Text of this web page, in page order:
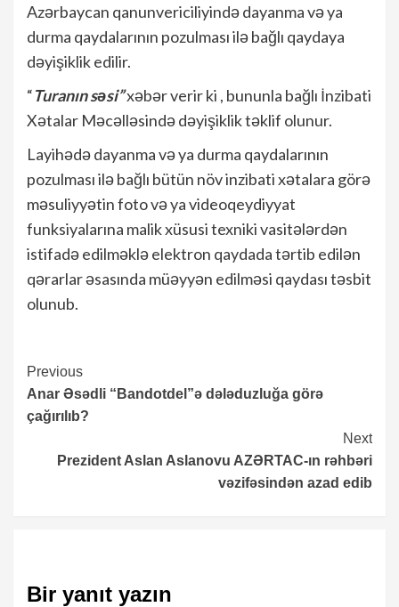
Azərbaycan qanunvericiliyində dayanma və ya
durma qaydalarının pozulması ilə bağlı qaydaya
dəyişiklik edilir.
“Turanın səsi”xəbər verir ki , bununla bağlı İnzibati
Xətalar Məcəlləsində dəyişiklik təklif olunur.
Layihədə dayanma və ya durma qaydalarının
pozulması ilə bağlı bütün növ inzibati xətalara görə
məsuliyyətin foto və ya videoqeydiyyat
funksiyalarına malik xüsusi texniki vasitələrdən
istifadə edilməklə elektron qaydada tərtib edilən
qərarlar əsasında müəyyən edilməsi qaydası təsbit
olunub.
Continue
Reading
Previous
Anar Əsədli “Bandotdel”ə dələduzluğa görə
çağırılıb?
Next
Prezident Aslan Aslanovu AZƏRTAC-ın rəhbəri
vəzifəsindən azad edib
Bir yanıt yazın